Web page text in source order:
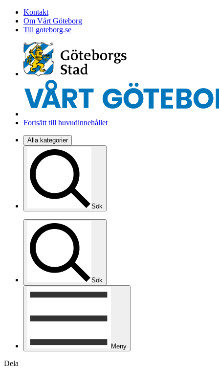
Kontakt
Om Vårt Göteborg
Till goteborg.se
Fortsätt till huvudinnehållet
Alla kategorier
Sök
Sök
Meny
Dela